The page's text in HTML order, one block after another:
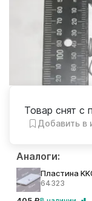
Аналоги:
Пластина
64323
Товар снят с
Добавить в